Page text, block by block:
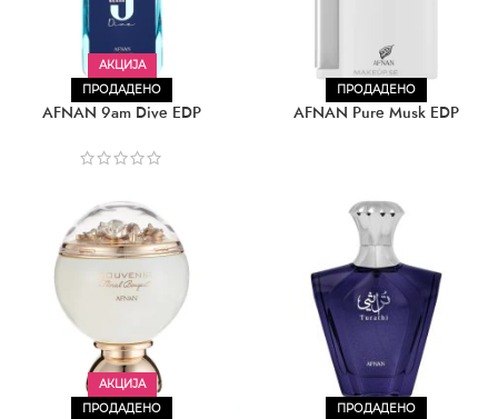
АКЦИЈА
ПРОДАДЕНО
AFNAN 9am Dive EDP
ПРОДАДЕНО
AFNAN Pure Musk EDP
АКЦИЈА
ПРОДАДЕНО
ПРОДАДЕНО